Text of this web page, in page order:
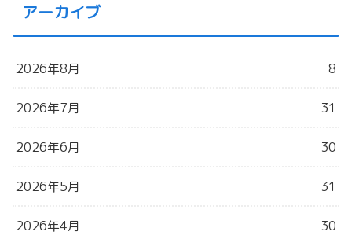
アーカイブ
2026年8月 8
2026年7月 31
2026年6月 30
2026年5月 31
2026年4月 30